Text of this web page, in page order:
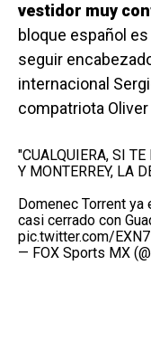
vestidor muy
bloque español
seguir
internacional
compatriota
"CUALQUIERA, SI
Y MONTERREY, LA
Domenec Torrent ya
casi cerrado con
pic.twitter.com/
— FOX Sports MX